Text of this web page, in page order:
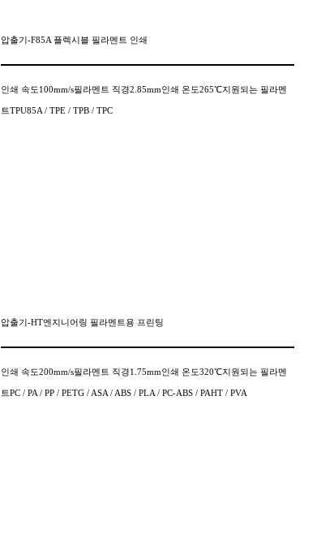
압출기-F85A 플렉시블 필라멘트 인쇄
인쇄 속도100mm/s필라멘트 직경2.85mm인쇄 온도265℃지원되는 필라멘
트TPU85A / TPE / TPB / TPC
압출기-HT엔지니어링 필라멘트용 프린팅
인쇄 속도200mm/s필라멘트 직경1.75mm인쇄 온도320℃지원되는 필라멘
트PC / PA / PP / PETG / ASA / ABS / PLA / PC-ABS / PAHT / PVA